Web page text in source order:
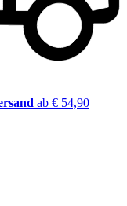
ab € 54,90